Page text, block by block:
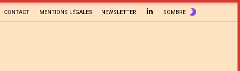
CONTACT MENTIONS LÉGALES NEWSLETTER SOMBRE